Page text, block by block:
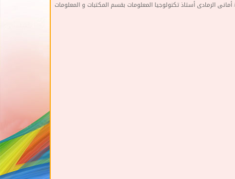
الرمادى أستاذ تكنولوجيا المعلومات بقسم المكتبات و المعلومات